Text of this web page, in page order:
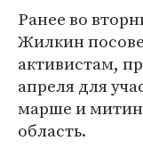
Ранее во
Жилкин
активистам,
апреля для
марше и
область.